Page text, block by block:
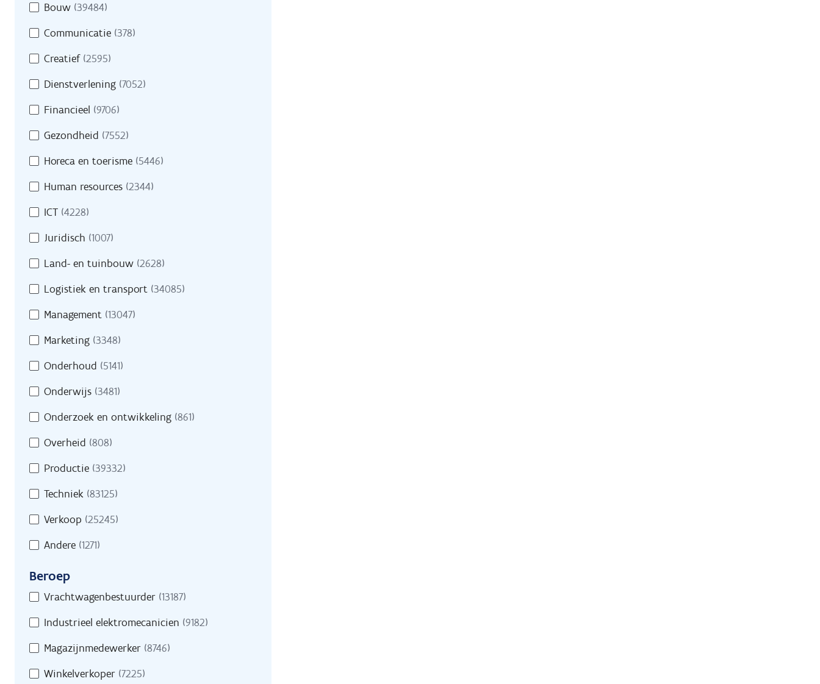
Bouw (39484)
Communicatie (378)
Creatief (2595)
Dienstverlening (7052)
Financieel (9706)
Gezondheid (7552)
Horeca en toerisme (5446)
Human resources (2344)
ICT (4228)
Juridisch (1007)
Land- en tuinbouw (2628)
Logistiek en transport (34085)
Management (13047)
Marketing (3348)
Onderhoud (5141)
Onderwijs (3481)
Onderzoek en ontwikkeling (861)
Overheid (808)
Productie (39332)
Techniek (83125)
Verkoop (25245)
Andere (1271)
Beroep
BeroepVrachtwagenbestuurder (13187)
Industrieel elektromecanicien (9182)
Magazijnmedewerker (8746)
Winkelverkoper (7225)